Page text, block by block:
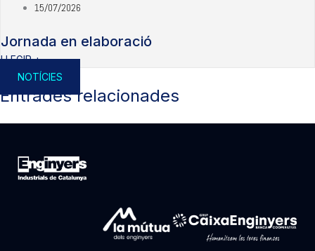
15/07/2026
Jornada en elaboració
LLEGIR +
NOTÍCIES
Entrades relacionades